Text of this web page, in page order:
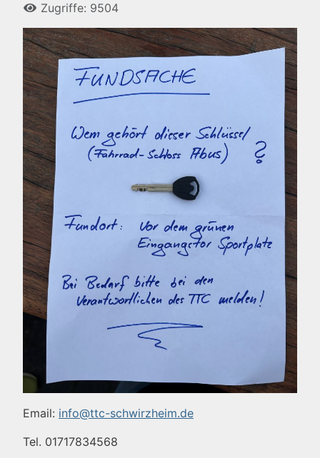
Zugriffe: 9504
Email: info@ttc-schwirzheim.de
Tel. 01717834568